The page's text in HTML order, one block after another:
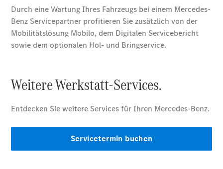
Garantie
Übersicht
Reparatur
Service &